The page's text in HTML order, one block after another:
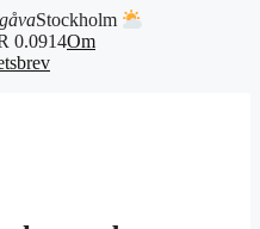
Stockholm
0.0914Om